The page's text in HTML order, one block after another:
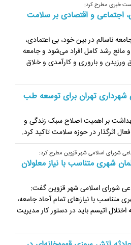
خبری مطرح کرد:
اجتماعی و اقتصادی بر سلامت
ناسالم در بین خود، بی اعتمادی،
مانع رشد کامل افراد می‌شود و جامعه
ورزیدن و باروری و کارآمدی و خلاق
شهرداری تهران برای توسعه طب
بر اهمیت اصلاح سبک زندگی و
اثرگذار در حوزه سلامت تاکید کرد.
شورای اسلامی شهر قزوین مطرح کرد:
شهری متناسب با نیاز معلولان
شورای اسلامی شهر قزوین گفت:
متناسب با نیازهای تمام آحاد جامعه،
اتیسم باید در دستور کار مدیریت